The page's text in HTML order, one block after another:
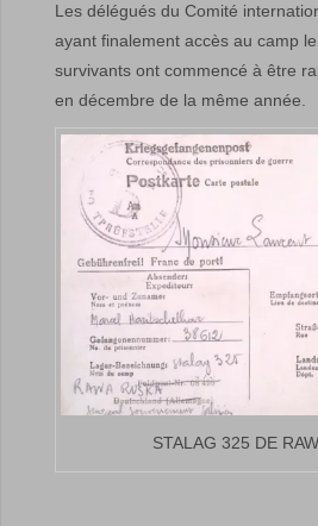
Les délégués du Comité
ayant finalement accès au camp
survivants ont commencé à être
en décembre de la même année.
STALAG 325 DE